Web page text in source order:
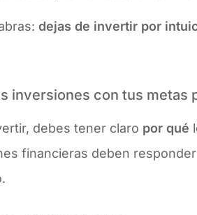
dejas de invertir por
inversiones con tus metas
debes tener claro por qué
financieras deben